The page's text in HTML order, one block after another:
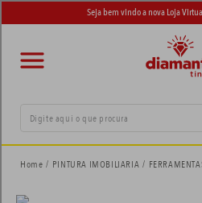
Seja bem vindo a nova Loja
PINTURA IMOBILIARIA
termos mais buscados